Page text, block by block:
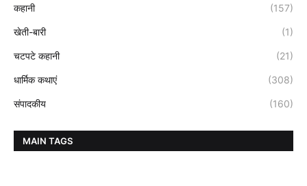
कहानी (157)
खेती-बारी (1)
चटपटे कहानी (21)
धार्मिक कथाएं (308)
संपादकीय (160)
MAIN TAGS